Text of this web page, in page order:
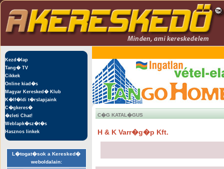
Kezd�lap
Tang� TV
Cikkek
Online kiad�s
Magyar Keresked� Klub
K�lf�ldi t�rslapjaink
C�gkeres�
�zleti Chat!
Weblapk�sz�t�s
Hasznos linkek
L�togat�sok a Keresked�
weboldalain:
C�G KATAL�GUS
H & K Varr�g�p Kft.